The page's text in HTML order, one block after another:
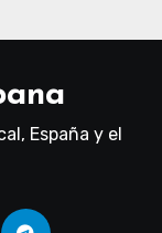
España y el